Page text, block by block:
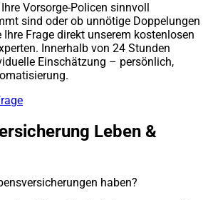
Vorsorge-Policen sinnvoll
sind oder ob unnötige Doppelungen
Ihre Frage direkt unserem kostenlosen
Innerhalb von 24 Stunden
Einschätzung – persönlich,
Leben &
haben?